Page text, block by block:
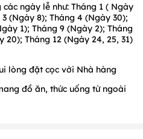
ngày lễ như: Tháng 1 ( Ngày
(Ngày 8); Tháng 4 (Ngày 30);
1); Tháng 9 (Ngày 2); Tháng
20); Tháng 12 (Ngày 24, 25, 31)
lòng đặt cọc với Nhà hàng
đồ ăn, thức uống từ ngoài